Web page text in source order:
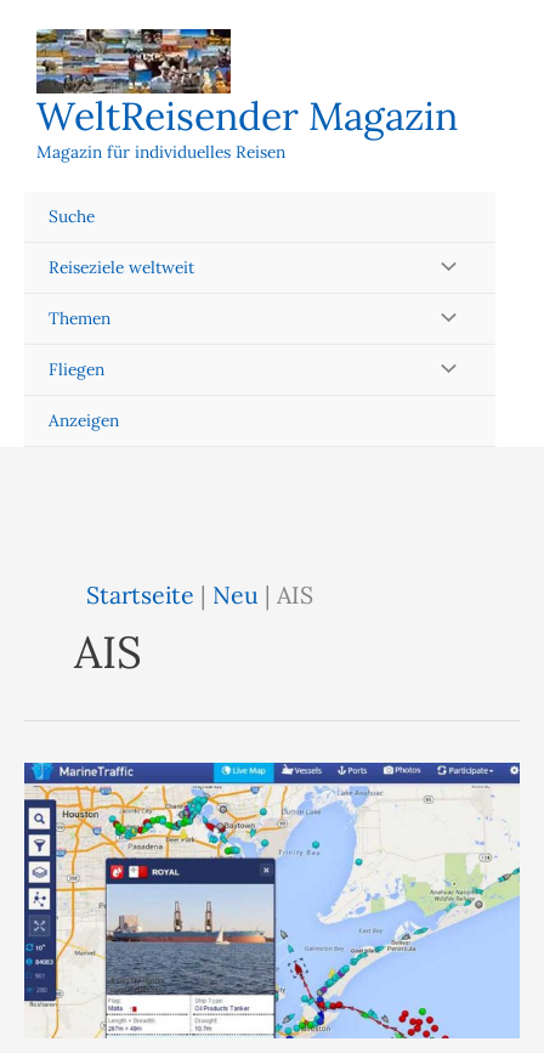
Inhalt
springen
WeltReisender Magazin
Magazin für individuelles Reisen
Suche
Reiseziele weltweit
Themen
Fliegen
Anzeigen
Startseite | Neu |AIS
AIS